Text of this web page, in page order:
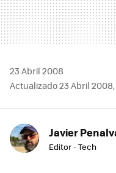
23 Abril 2008
Actualizado 23 Abril 2008,
Javier
Editor - Tech